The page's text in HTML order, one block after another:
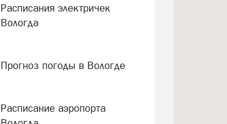
Расписания электричек
Вологда
Прогноз погоды в Вологде
Расписание аэропорта